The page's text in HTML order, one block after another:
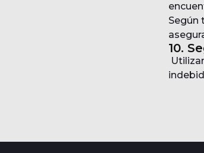
Según
10.